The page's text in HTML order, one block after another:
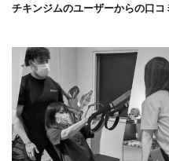
チキンジムのユーザーからの口